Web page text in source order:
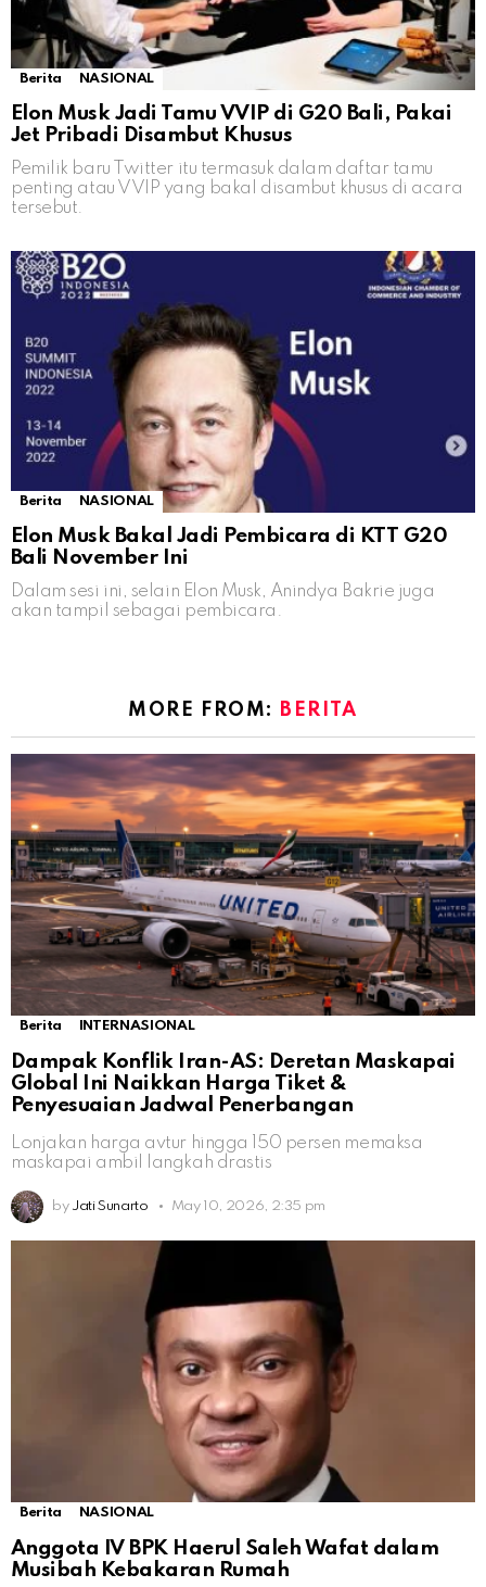
Berita NASIONAL
Elon Musk Jadi Tamu VVIP di G20 Bali, Pakai
Jet Pribadi Disambut Khusus
Pemilik baru Twitter itu termasuk dalam daftar tamu
penting atau VVIP yang bakal disambut khusus di acara
tersebut.
Berita NASIONAL
Elon Musk Bakal Jadi Pembicara di KTT G20
Bali November Ini
Dalam sesi ini, selain Elon Musk, Anindya Bakrie juga
akan tampil sebagai pembicara.
MORE FROM: BERITA
Berita INTERNASIONAL
Dampak Konflik Iran-AS: Deretan Maskapai
Global Ini Naikkan Harga Tiket &
Penyesuaian Jadwal Penerbangan
Lonjakan harga avtur hingga 150 persen memaksa
maskapai ambil langkah drastis
by Jati Sunarto May 10, 2026, 2:35 pm
Berita NASIONAL
Anggota IV BPK Haerul Saleh Wafat dalam
Musibah Kebakaran Rumah